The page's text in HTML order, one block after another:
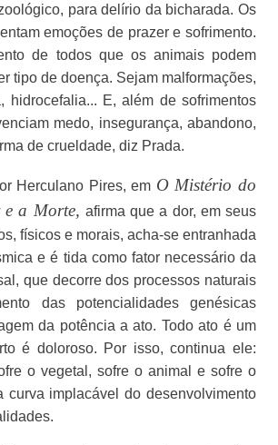
para delírio da bicharada. Os
emoções de prazer e sofrimento.
de todos que os animais podem
tipo de doença. Sejam malformações,
hidrocefalia... E, além de sofrimentos
medo, insegurança, abandono,
de crueldade, diz Prada.
Herculano Pires, em O Mistério do
a Morte, afirma que a dor, em seus
físicos e morais, acha-se entranhada
e é tida como fator necessário da
que decorre dos processos naturais
das potencialidades genésicas
da potência a ato. Todo ato é um
é doloroso. Por isso, continua ele:
o vegetal, sofre o animal e sofre o
curva implacável do desenvolvimento